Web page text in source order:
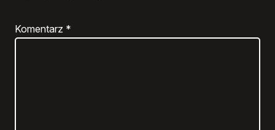
Komentarz *